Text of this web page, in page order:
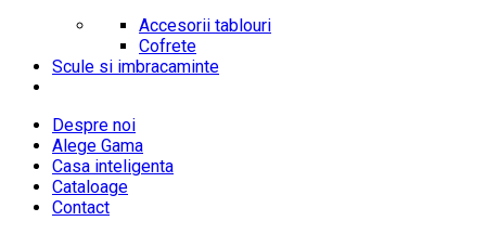
Accesorii tablouri
Cofrete
Scule si imbracaminte
Despre noi
Alege Gama
Casa inteligenta
Cataloage
Contact